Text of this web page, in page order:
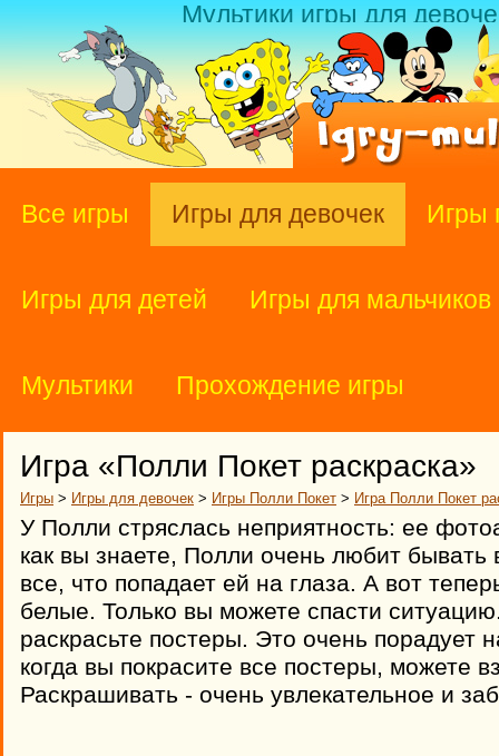
Мультики игры для
Все игры Игры для девочек Игры
Игры для детей Игры для мальчиков
Мультики Прохождение игры
Игра «Полли Покет раскраска»
Игры > Игры для девочек > Игры Полли Покет > Игра Полли Покет
У Полли стряслась неприятность: ее
как вы знаете, Полли очень любит бывать
все, что попадает ей на глаза. А вот
белые. Только вы можете спасти
раскрасьте постеры. Это очень
когда вы покрасите все постеры, можете
Раскрашивать - очень увлекательное и